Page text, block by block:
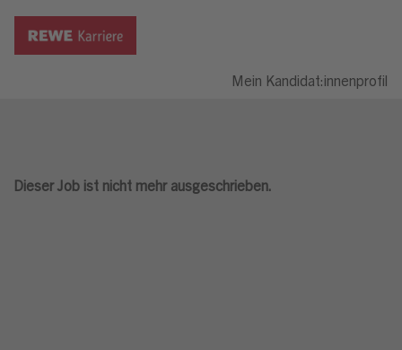
Mein Kandidat:innenprofil
Dieser Job ist nicht mehr ausgeschrieben.